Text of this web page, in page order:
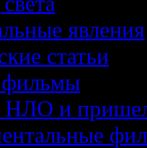
явления
статьи
фильмы
НЛО и